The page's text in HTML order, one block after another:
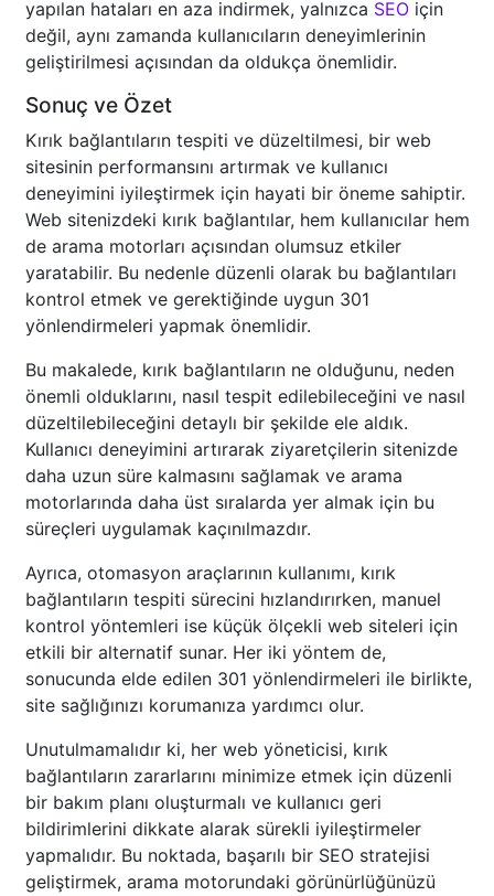
yapılan hataları en aza indirmek, yalnızca SEO için
değil, aynı zamanda kullanıcıların deneyimlerinin
geliştirilmesi açısından da oldukça önemlidir.
Sonuç ve Özet
Kırık bağlantıların tespiti ve düzeltilmesi, bir web
sitesinin performansını artırmak ve kullanıcı
deneyimini iyileştirmek için hayati bir öneme sahiptir.
Web sitenizdeki kırık bağlantılar, hem kullanıcılar hem
de arama motorları açısından olumsuz etkiler
yaratabilir. Bu nedenle düzenli olarak bu bağlantıları
kontrol etmek ve gerektiğinde uygun 301
yönlendirmeleri yapmak önemlidir.
Bu makalede, kırık bağlantıların ne olduğunu, neden
önemli olduklarını, nasıl tespit edilebileceğini ve nasıl
düzeltilebileceğini detaylı bir şekilde ele aldık.
Kullanıcı deneyimini artırarak ziyaretçilerin sitenizde
daha uzun süre kalmasını sağlamak ve arama
motorlarında daha üst sıralarda yer almak için bu
süreçleri uygulamak kaçınılmazdır.
Ayrıca, otomasyon araçlarının kullanımı, kırık
bağlantıların tespiti sürecini hızlandırırken, manuel
kontrol yöntemleri ise küçük ölçekli web siteleri için
etkili bir alternatif sunar. Her iki yöntem de,
sonucunda elde edilen 301 yönlendirmeleri ile birlikte,
site sağlığınızı korumanıza yardımcı olur.
Unutulmamalıdır ki, her web yöneticisi, kırık
bağlantıların zararlarını minimize etmek için düzenli
bir bakım planı oluşturmalı ve kullanıcı geri
bildirimlerini dikkate alarak sürekli iyileştirmeler
yapmalıdır. Bu noktada, başarılı bir SEO stratejisi
geliştirmek, arama motorundaki görünürlüğünüzü